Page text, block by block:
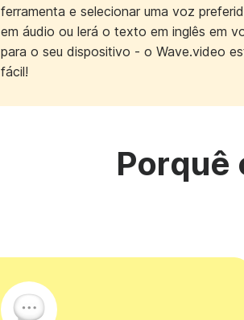
ferramenta e selecionar uma voz
em áudio ou lerá o texto em inglês em
para o seu dispositivo - o Wave.video
fácil!
Porquê